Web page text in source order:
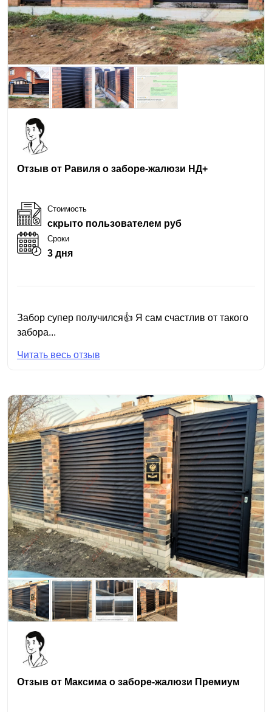
Отзыв от Равиля о заборе-жалюзи НД+
Стоимость
скрыто пользователем руб
Сроки
3 дня
Забор супер получился👍 Я сам счастлив от такого
забора...
Читать весь отзыв
Отзыв от Максима о заборе-жалюзи Премиум